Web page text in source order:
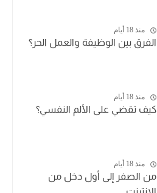
منذ 18 أيام
الفرق بين الوظيفة والعمل الحر؟
منذ 18 أيام
كيف تقضي على الألم النفسي؟
منذ 18 أيام
من الصفر إلى أول دخل من